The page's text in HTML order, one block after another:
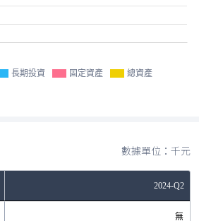
長期投資 固定資產 總資產
數據單位：千元
2024-Q2
無